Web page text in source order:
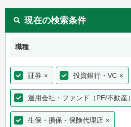
現在の検索条件
職種
証券 × 投資銀行・VC ×
運用会社・ファンド（PE/不動産）
生保・損保・保険代理店 ×